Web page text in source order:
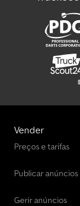
Vender
Preços e tarifas
Publicar anúncios
Gerir anúncios